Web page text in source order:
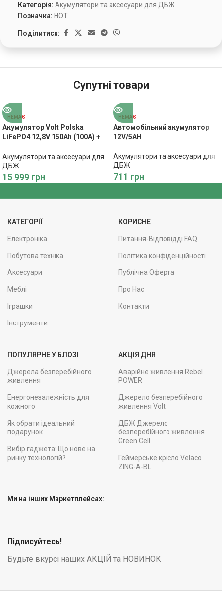
Категорія: Акумулятори та аксесуари для ДБЖ
Позначка: HOT
Поділитися:
Супутні товари
НЕМАЄ
Акумулятор Volt Polska
LiFePO4 12,8V 150Ah (100A) +
Акумулятори та аксесуари для
ДБЖ
15 999 грн
НЕМАЄ
Автомобільний акумулятор
12V/5AH
Акумулятори та аксесуари для
ДБЖ
711 грн
КАТЕГОРІЇ
Електроніка
Побутова техніка
Аксесуари
Меблі
Іграшки
Інструменти
КОРИСНЕ
Питання-Відповідді FAQ
Політика конфіденційності
Публічна Оферта
Про Нас
Контакти
ПОПУЛЯРНЕ У БЛОЗІ
Джерела безперебійного
живлення
Енергонезалежність для
кожного
Як обрати ідеальний
подарунок
Вибір гаджета: Що нове на
ринку технологій?
АКЦІЯ ДНЯ
Аварійне живлення Rebel
POWER
Джерело безперебійного
живлення Volt
ДБЖ Джерело
безперебійного живлення
Green Cell
Геймерське крісло Velaco
ZING-A-BL
Ми на інших Маркетплейсах:
Підписуйтесь!
Будьте вкурсі наших АКЦІЙ та НОВИНОК